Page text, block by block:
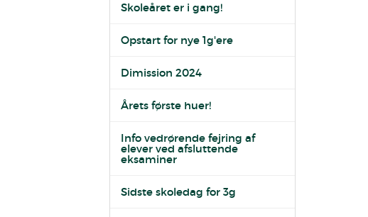
Skoleåret er i gang!
Opstart for nye 1g'ere
Dimission 2024
Årets første huer!
Info vedrørende fejring af
elever ved afsluttende
eksaminer
Sidste skoledag for 3g